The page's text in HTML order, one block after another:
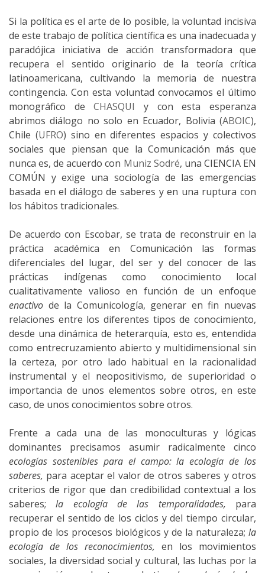
Si la política es el arte de lo posible, la voluntad incisiva
de este trabajo de política científica es una inadecuada y
paradójica iniciativa de acción transformadora que
recupera el sentido originario de la teoría crítica
latinoamericana, cultivando la memoria de nuestra
contingencia. Con esta voluntad convocamos el último
monográfico deCHASQUI
y con esta esperanza
abrimos diálogo no solo en Ecuador, Bolivia (ABOIC),
Chile (UFRO) sino en diferentes espacios y colectivos
sociales que piensan que la Comunicación más que
nunca es, de acuerdo con Muniz Sodré, una CIENCIA EN
COMÚN y exige una sociología de las emergencias
basada en el diálogo de saberes y en una ruptura con
los hábitos tradicionales.
De acuerdo con Escobar, se trata de reconstruir en la
práctica académica en Comunicación las formas
diferenciales del lugar, del ser y del conocer de las
prácticas indígenas como conocimiento local
cualitativamente valioso en función de un enfoque
enactivo de la Comunicología, generar en fin nuevas
relaciones entre los diferentes tipos de conocimiento,
desde una dinámica de heterarquía, esto es, entendida
como entrecruzamiento abierto y multidimensional sin
la certeza, por otro lado habitual en la racionalidad
instrumental y el neopositivismo, de superioridad o
importancia de unos elementos sobre otros, en este
caso, de unos conocimientos sobre otros.
Frente a cada una de las monoculturas y lógicas
dominantes precisamos asumir radicalmente cinco
ecologías sostenibles para el campo: la ecología de los
saberes, para aceptar el valor de otros saberes y otros
criterios de rigor que dan credibilidad contextual a los
saberes; la ecología de las temporalidades, para
recuperar el sentido de los ciclos y del tiempo circular,
propio de los procesos biológicos y de la naturaleza; la
ecología de los reconocimientos, en los movimientos
sociales, la diversidad social y cultural, las luchas por la